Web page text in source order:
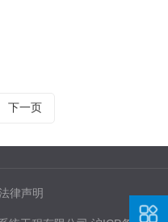
下一页
律声明